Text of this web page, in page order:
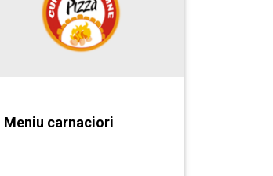
Meniu carnaciori